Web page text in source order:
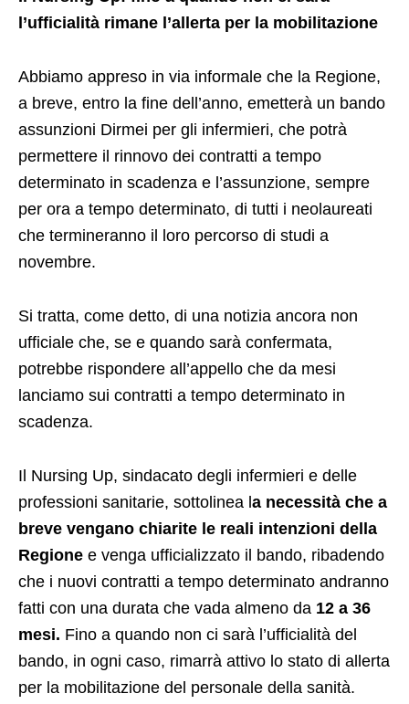
l’ufficialità rimane l’allerta per la mobilitazione
Abbiamo appreso in via informale che la Regione,
a breve, entro la fine dell’anno, emetterà un bando
assunzioni Dirmei per gli infermieri, che potrà
permettere il rinnovo dei contratti a tempo
determinato in scadenza e l’assunzione, sempre
per ora a tempo determinato, di tutti i neolaureati
che termineranno il loro percorso di studi a
novembre.
Si tratta, come detto, di una notizia ancora non
ufficiale che, se e quando sarà confermata,
potrebbe rispondere all’appello che da mesi
lanciamo sui contratti a tempo determinato in
scadenza.
Il Nursing Up, sindacato degli infermieri e delle
professioni sanitarie, sottolinea l a necessità che a
breve vengano chiarite le reali intenzioni della
Regione e venga ufficializzato il bando, ribadendo
che i nuovi contratti a tempo determinato andranno
fatti con una durata che vada almeno da 12 a 36
mesi. Fino a quando non ci sarà l’ufficialità del
bando, in ogni caso, rimarrà attivo lo stato di allerta
per la mobilitazione del personale della sanità.